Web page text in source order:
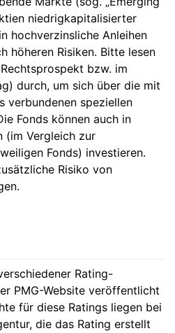
niedrigkapitalisierter
hochverzinsliche Anleihen
höheren Risiken. Bitte lesen
bzw. im
durch, um sich über die mit
verbundenen speziellen
Fonds können auch in
(im Vergleich zur
Fonds) investieren.
Risiko von
Rating-
PMG-Website veröffentlicht
für diese Ratings liegen bei
die das Rating erstellt